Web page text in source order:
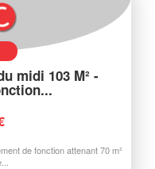
midi 103 M² -
de fonction attenant 70 m²